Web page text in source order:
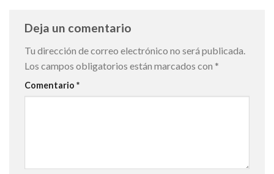
Deja un comentario
Tu dirección de correo electrónico no será publicada.
Los campos obligatorios están marcados con *
Comentario *